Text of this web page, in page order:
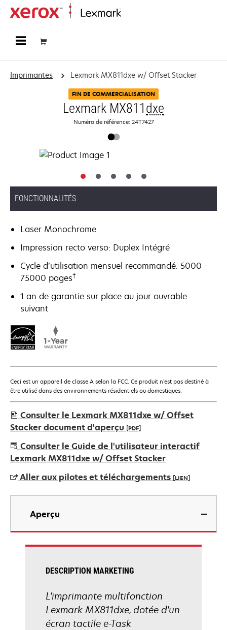
Imprimantes Lexmark MX811dxe w/ Offset Stacker
FIN DE COMMERCIALISATION
Lexmark MX811 dxe
Numéro de référence: 24T7427
FONCTIONNALITÉS
Laser Monochrome
Impression recto verso: Duplex Intégré
Cycle d’utilisation mensuel recommandé: 5000 -
75000 pages†
1 an de garantie sur place au jour ouvrable
suivant
Ceci est un appareil de classe A selon la FCC. Ce produit n’est pas destiné à
être utilisé dans des environnements résidentiels ou domestiques.
Consulter le Lexmark MX811dxe w/ Offset
Stacker document d'aperçu [PDF]
s’ouvre
dans
nouvel
onglet
Consulter le Guide de l'utilisateur interactif
Lexmark MX811dxe w/ Offset Stacker
Aller aux pilotes et téléchargements [LIEN]
s’ouvre
nouvel
onglet
Aperçu
DESCRIPTION MARKETING
L'imprimante multifonction
Lexmark MX811dxe, dotée d'un
écran tactile e-Task